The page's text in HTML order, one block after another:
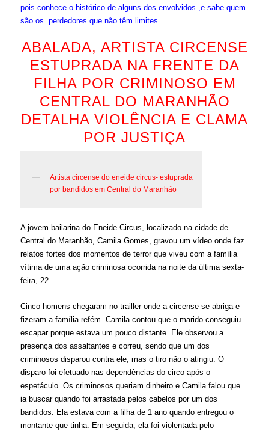
pois conhece o histórico de alguns dos envolvidos ,e sabe quem
são os perdedores que não têm limites.
ABALADA, ARTISTA CIRCENSE
ESTUPRADA NA FRENTE DA
FILHA POR CRIMINOSO EM
CENTRAL DO MARANHÃO
DETALHA VIOLÊNCIA E CLAMA
POR JUSTIÇA
Artista circense do eneide circus- estuprada
por bandidos em Central do Maranhão
A jovem bailarina do Eneide Circus, localizado na cidade de
Central do Maranhão, Camila Gomes, gravou um vídeo onde faz
relatos fortes dos momentos de terror que viveu com a família
vítima de uma ação criminosa ocorrida na noite da última sexta-
feira, 22.
Cinco homens chegaram no trailler onde a circense se abriga e
fizeram a família refém. Camila contou que o marido conseguiu
escapar porque estava um pouco distante. Ele observou a
presença dos assaltantes e correu, sendo que um dos
criminosos disparou contra ele, mas o tiro não o atingiu. O
disparo foi efetuado nas dependências do circo após o
espetáculo.Os criminosos queriam dinheiro e Camila falou que
ia buscar quando foi arrastada pelos cabelos por um dos
bandidos. Ela estava com a filha de 1 ano quando entregou o
montante que tinha. Em seguida, ela foi violentada pelo